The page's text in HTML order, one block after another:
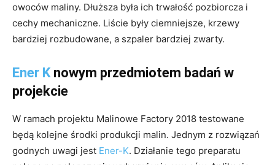
owoców maliny. Dłuższa była ich trwałość pozbiorcza i
cechy mechaniczne. Liście były ciemniejsze, krzewy
bardziej rozbudowane, a szpaler bardziej zwarty.
Ener K nowym przedmiotem badań w
projekcie
W ramach projektu Malinowe Factory 2018 testowane
będą kolejne środki produkcji malin. Jednym z rozwiązań
godnych uwagi jest Ener-K. Działanie tego preparatu